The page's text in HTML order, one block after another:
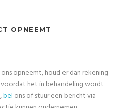
OPNEEMT
opneemt, houd er dan rekening
het in behandeling wordt
bel ons of stuur een bericht via